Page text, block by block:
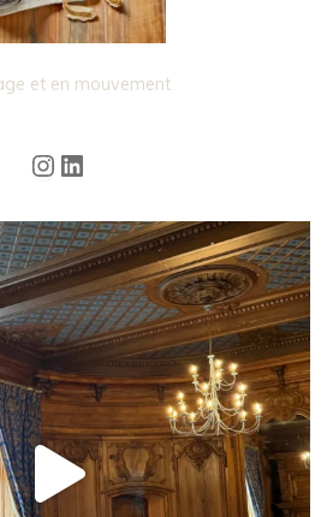
et en mouvement
Instagram
LinkedIn